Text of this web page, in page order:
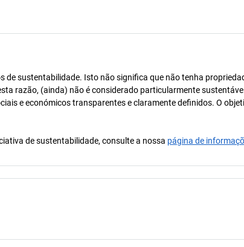
sustentabilidade. Isto não significa que não tenha
razão, (ainda) não é considerado particularmente
e económicos transparentes e claramente definidos. O
de sustentabilidade, consulte a nossa página de